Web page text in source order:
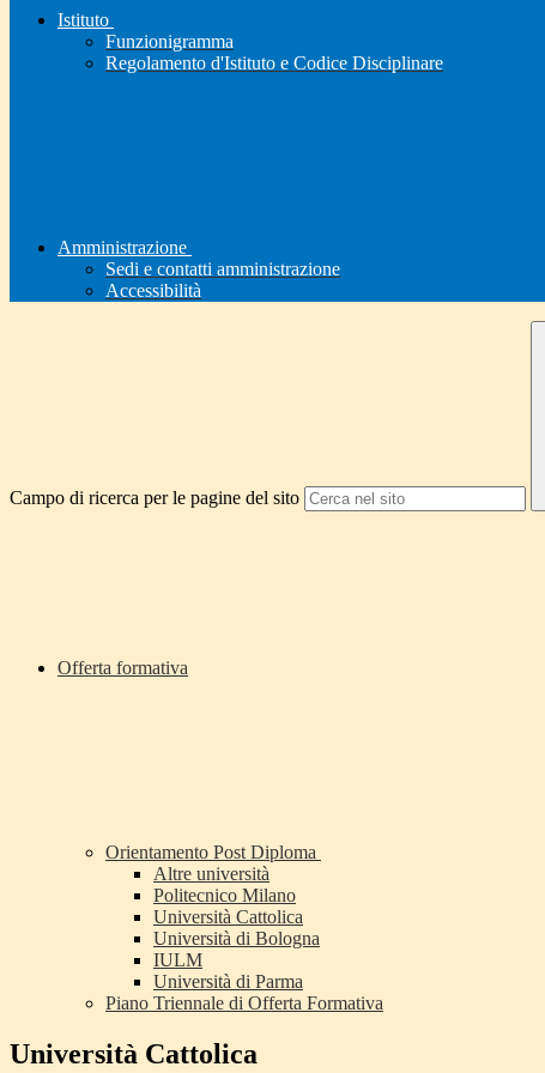
Istituto
Funzionigramma
Regolamento d'Istituto e Codice Disciplinare
Amministrazione
Sedi e contatti amministrazione
Accessibilità
Campo di ricerca per le pagine del sito
Offerta formativa
Orientamento Post Diploma
Altre università
Politecnico Milano
Università Cattolica
Università di Bologna
IULM
Università di Parma
Piano Triennale di Offerta Formativa
Università Cattolica